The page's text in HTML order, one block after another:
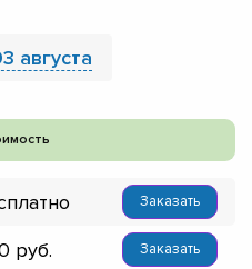
августа
Заказать
Заказать